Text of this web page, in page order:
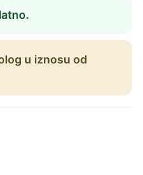
u iznosu od